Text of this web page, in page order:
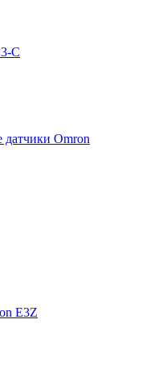
C
датчики Omron
E3Z